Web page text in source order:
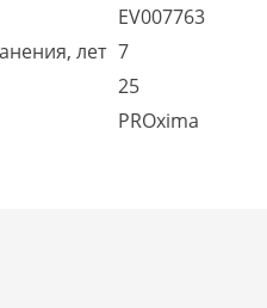
EV007763
лет 7
25
PROxima